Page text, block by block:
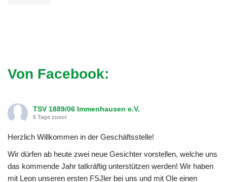
Von Facebook:
TSV 1889/06 Immenhausen e.V.
5 Tage zuvor
Herzlich Willkommen in der Geschäftsstelle!
Wir dürfen ab heute zwei neue Gesichter vorstellen, welche uns
das kommende Jahr tatkräftig unterstützen werden! Wir haben
mit Leon unseren ersten FSJler bei uns und mit Ole einen